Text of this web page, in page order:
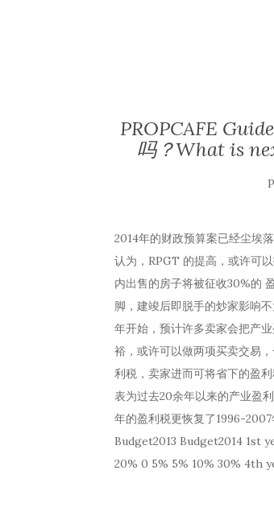
PROPCAFE
吗？What is
2014年的财政预算案已经尘埃
认为，RPGT 的提高，或许可
内出售的房子将被征收30%的
脚，建竣后即脱手的炒家影响
年开始，预计许多卖家会把产
裕，或许可以做两项买卖交易
利税，卖家进而可将省下的盈
表为过去20余年以来的产业盈
年的盈利税更恢复了1996-
Budget2013 Budget2014 1st
20% 0 5% 5% 10% 30% 4th